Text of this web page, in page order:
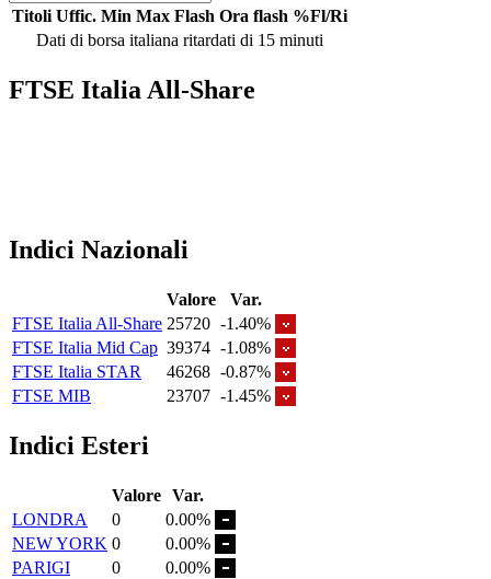
Titoli Uffic. Min Max Flash Ora flash %Fl/Ri
Dati di borsa italiana ritardati di 15 minuti
FTSE Italia All-Share
Indici Nazionali
Valore
Var.
FTSE Italia All-Share 25720 -1.40%
FTSE Italia Mid Cap 39374 -1.08%
FTSE Italia STAR
46268 -0.87%
FTSE MIB
23707 -1.45%
Indici Esteri
Valore Var.
LONDRA
0
0.00%
NEW YORK 0
0.00%
PARIGI
0
0.00%